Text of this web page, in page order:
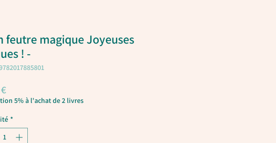
feutre magique Joyeuses
! -
Prix
5% à l'achat de 2 livres
*